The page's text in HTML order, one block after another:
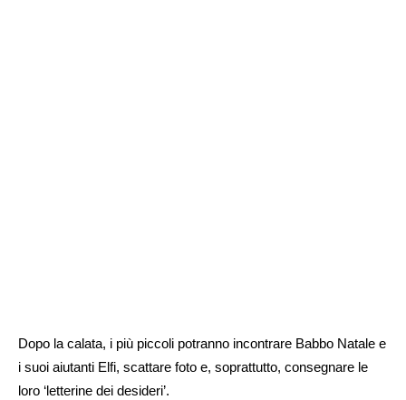
Dopo la calata, i più piccoli potranno incontrare Babbo Natale e
i suoi aiutanti Elfi, scattare foto e, soprattutto, consegnare le
loro ‘letterine dei desideri’.